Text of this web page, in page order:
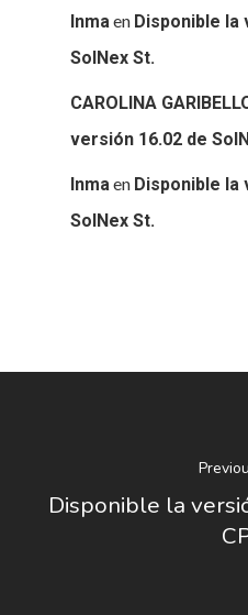
Inmaen Disponible la
SolNex St.
CAROLINA
versión 16.02 de
Inmaen Disponible la
SolNex St.
Disponible la